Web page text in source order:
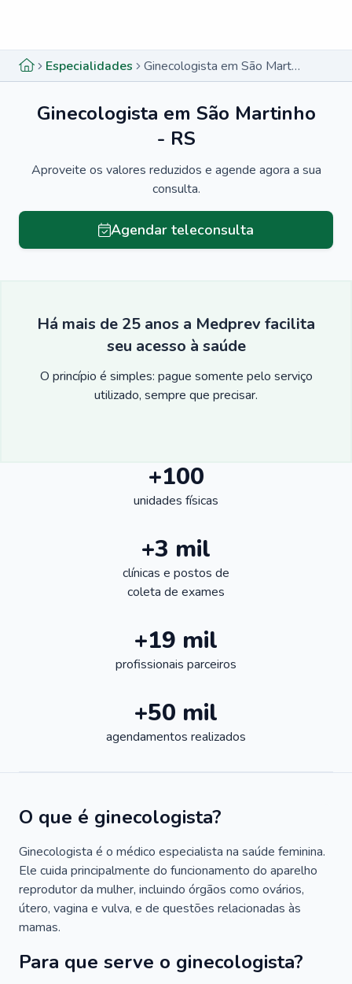
Especialidades Ginecologista em São Martinho - RS
Ginecologista em São Martinho
- RS
Aproveite os valores reduzidos e agende agora a sua
consulta.
Agendar teleconsulta
Há mais de 25 anos a Medprev facilita
seu acesso à saúde
O princípio é simples: pague somente pelo serviço
utilizado, sempre que precisar.
+100
unidades físicas
+3 mil
clínicas e postos de
coleta de exames
+19 mil
profissionais parceiros
+50 mil
agendamentos realizados
O que é ginecologista?
Ginecologista é o médico especialista na saúde feminina.
Ele cuida principalmente do funcionamento do aparelho
reprodutor da mulher, incluindo órgãos como ovários,
útero, vagina e vulva, e de questões relacionadas às
mamas.
Para que serve o ginecologista?